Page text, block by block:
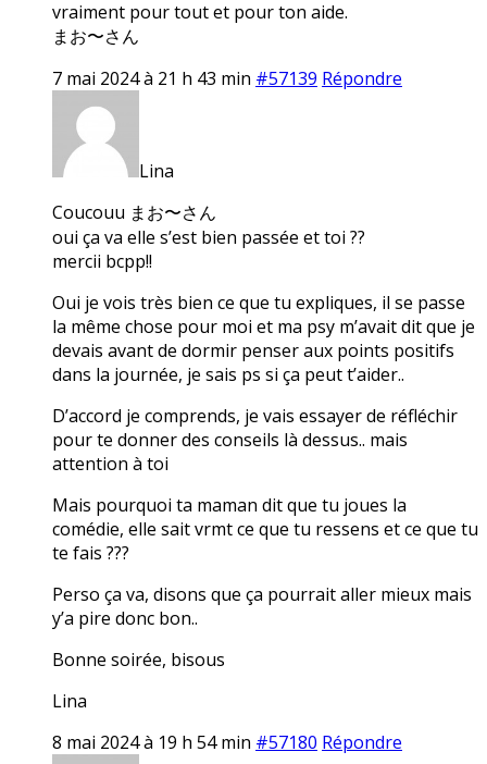
vraiment pour tout et pour ton aide.
まお〜さん
7 mai 2024 à 21 h 43 min #57139 Répondre
Lina
Coucouu まお〜さん
oui ça va elle s’est bien passée et toi ??
mercii bcpp!!
Oui je vois très bien ce que tu expliques, il se passe
la même chose pour moi et ma psy m’avait dit que je
devais avant de dormir penser aux points positifs
dans la journée, je sais ps si ça peut t’aider..
D’accord je comprends, je vais essayer de réfléchir
pour te donner des conseils là dessus.. mais
attention à toi
Mais pourquoi ta maman dit que tu joues la
comédie, elle sait vrmt ce que tu ressens et ce que tu
te fais ???
Perso ça va, disons que ça pourrait aller mieux mais
y’a pire donc bon..
Bonne soirée, bisous
Lina
8 mai 2024 à 19 h 54 min #57180 Répondre